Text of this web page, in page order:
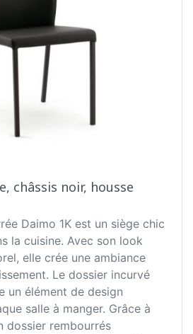
châssis noir, housse
Daimo 1K est un siège chic
la cuisine. Avec son look
elle crée une ambiance
Le dossier incurvé
un élément de design
salle à manger. Grâce à
dossier rembourrés